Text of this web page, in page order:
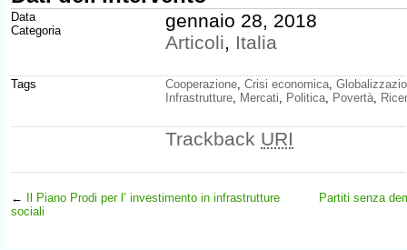
Data
Categoria
gennaio 28, 2018
Articoli
Italia
Tags Cooperazione Crisi economica
Infrastrutture Mercati Politica Povertà
Trackback URI
← Il Piano Prodi per l’ investimento in infrastrutture
sociali
Partiti senza